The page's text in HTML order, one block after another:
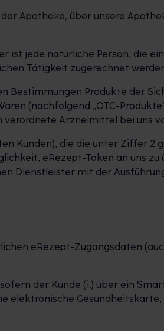
Apotheke, über unsere
ist jede natürliche Person, die
Tätigkeit zugerechnet
Bestimmungen Produkte der
(nachfolgend „OTC-
verordnete Arzneimittel bei uns
Kunden), die die unter Ziffer 2
eRezept-Token an uns
Dienstleister mit der
eRezept-Zugangsdaten
der Kunde (i.) über ein
elektronische